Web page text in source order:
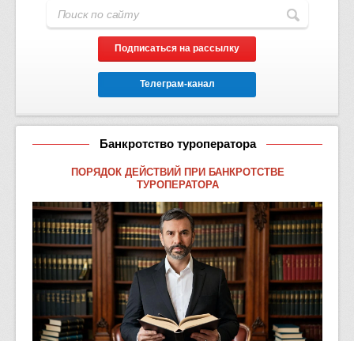
Подписаться на рассылку
Телеграм-канал
Банкротство туроператора
ПОРЯДОК ДЕЙСТВИЙ ПРИ БАНКРОТСТВЕ
ТУРОПЕРАТОРА